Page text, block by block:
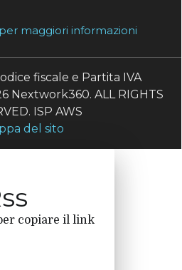
maggiori informazioni
fiscale e Partita IVA
Nextwork360. ALL RIGHTS
ISP AWS
del sito
copiare il link